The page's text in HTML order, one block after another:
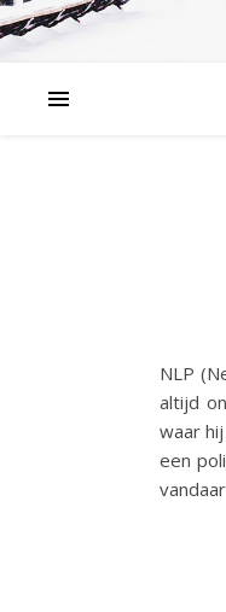
NLP
altijd
waar
een